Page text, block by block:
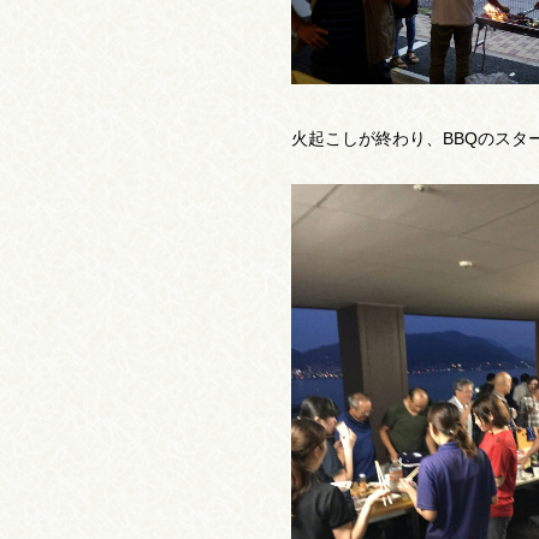
火起こしが終わり、BBQのスタ